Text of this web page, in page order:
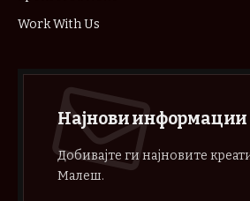
Work With Us
Најнови информации
Добивајте ги најновите
Малеш.